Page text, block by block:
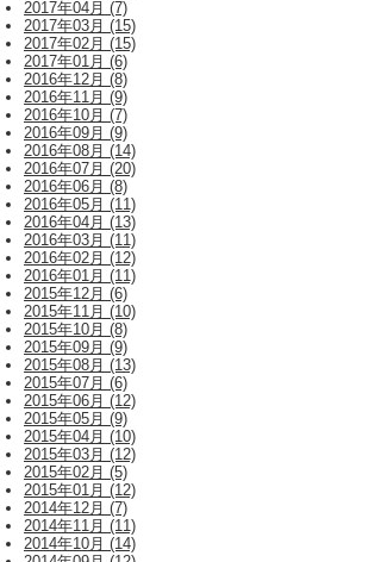
2017年04月 (7)
2017年03月 (15)
2017年02月 (15)
2017年01月 (6)
2016年12月 (8)
2016年11月 (9)
2016年10月 (7)
2016年09月 (9)
2016年08月 (14)
2016年07月 (20)
2016年06月 (8)
2016年05月 (11)
2016年04月 (13)
2016年03月 (11)
2016年02月 (12)
2016年01月 (11)
2015年12月 (6)
2015年11月 (10)
2015年10月 (8)
2015年09月 (9)
2015年08月 (13)
2015年07月 (6)
2015年06月 (12)
2015年05月 (9)
2015年04月 (10)
2015年03月 (12)
2015年02月 (5)
2015年01月 (12)
2014年12月 (7)
2014年11月 (11)
2014年10月 (14)